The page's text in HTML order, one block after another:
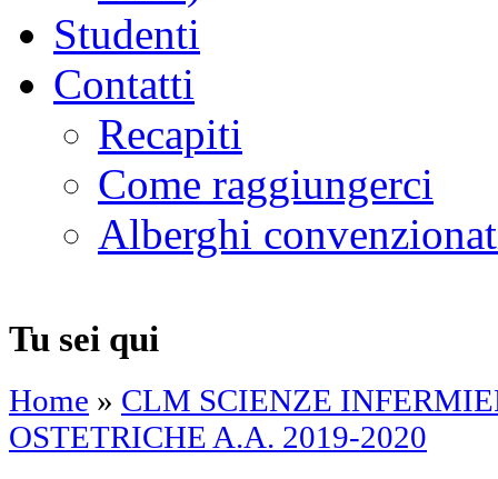
Studenti
Contatti
Recapiti
Come raggiungerci
Alberghi
Tu sei qui
Home » CLM SCIENZE
OSTETRICHE A.A. 2019-2020